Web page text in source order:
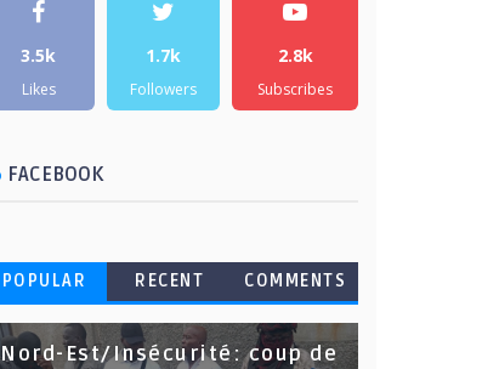
3.5k
Likes
1.7k
Followers
2.8k
Subscribes
FACEBOOK
POPULAR RECENT COMMENTS
Nord-Est/Insécurité: coup de